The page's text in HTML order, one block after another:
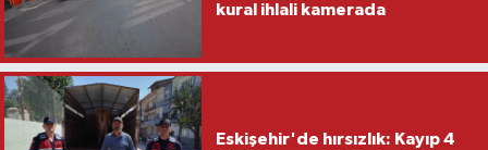
kural ihlali kamerada
Eskişehir'de hırsızlık: Kayıp 4